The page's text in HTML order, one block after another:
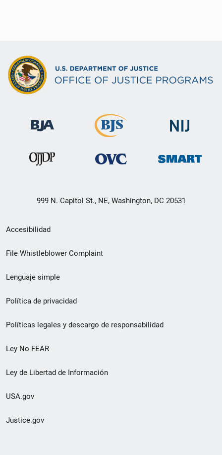
999 N. Capitol St., NE, Washington, DC 20531
Menú
de
de
pie
de
página
Accesibilidad
File Whistleblower Complaint
Lenguaje simple
Política de privacidad
Políticas legales y descargo de responsabilidad
Ley No FEAR
Ley de Libertad de Información
USA.gov
Justice.gov